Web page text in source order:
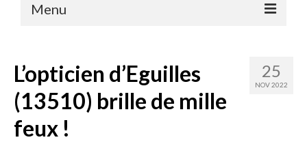
Menu
FORMATIONS
FORMATIONS DU POINT DE VENTE
25
NOV 2022
L’opticien d’Eguilles
(13510) brille de mille
feux !